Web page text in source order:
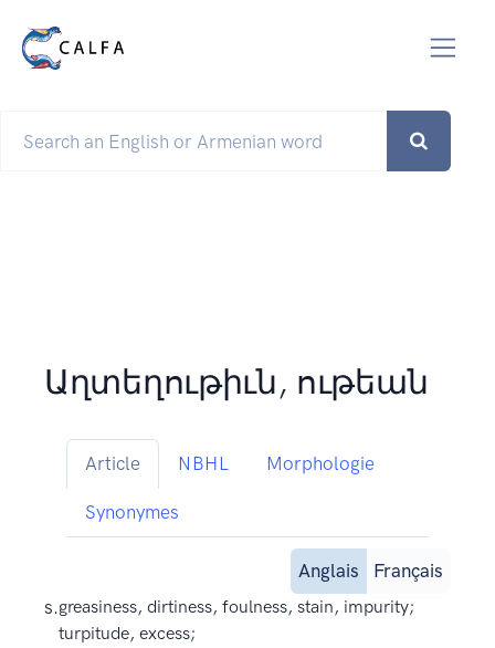
Աղտեղութիւն, ութեան
Article NBHL Morphologie
Synonymes
Anglais
Français
s.greasiness, dirtiness, foulness, stain, impurity;
turpitude, excess;